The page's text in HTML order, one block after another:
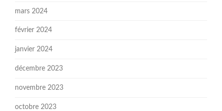
mars 2024
février 2024
janvier 2024
décembre 2023
novembre 2023
octobre 2023